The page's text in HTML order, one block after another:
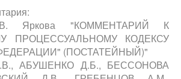
Яркова "КОММЕНТАРИЙ К
ПРОЦЕССУАЛЬНОМУ КОДЕКСУ
(ПОСТАТЕЙНЫЙ)"
АБУШЕНКО Д.Б., БЕССОНОВА